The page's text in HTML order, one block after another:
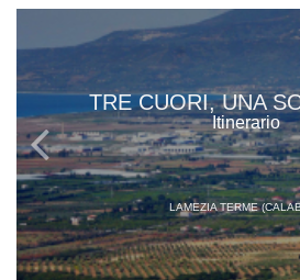
TRE CUORI, UNA
Itinerario
LAMEZIA TERME